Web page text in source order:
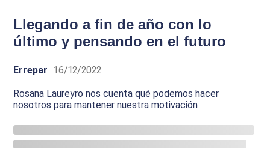
Llegando a fin de año con lo
último y pensando en el futuro
Errepar 16/12/2022
Rosana Laureyro nos cuenta qué podemos hacer
nosotros para mantener nuestra motivación